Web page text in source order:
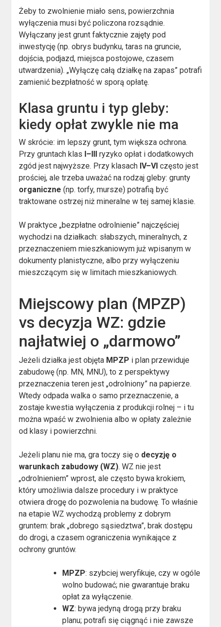
Żeby to zwolnienie miało sens, powierzchnia
wyłączenia musi być policzona rozsądnie.
Wyłączany jest grunt faktycznie zajęty pod
inwestycję (np. obrys budynku, taras na gruncie,
dojścia, podjazd, miejsca postojowe, czasem
utwardzenia). „Wyłączę całą działkę na zapas” potrafi
zamienić bezpłatność w sporą opłatę.
Klasa gruntu i typ gleby:
kiedy opłat zwykle nie ma
W skrócie: im lepszy grunt, tym większa ochrona.
Przy gruntach klas I–III
ryzyko opłat i dodatkowych
zgód jest najwyższe. Przy klasach IV–VI często jest
prościej, ale trzeba uważać na rodzaj gleby: grunty
organiczne (np. torfy, mursze) potrafią być
traktowane ostrzej niż mineralne w tej samej klasie.
W praktyce „bezpłatne odrolnienie” najczęściej
wychodzi na działkach: słabszych, mineralnych, z
przeznaczeniem mieszkaniowym już wpisanym w
dokumenty planistyczne, albo przy wyłączeniu
mieszczącym się w limitach mieszkaniowych.
Miejscowy plan (MPZP)
vs decyzja WZ: gdzie
najłatwiej o „darmowo”
Jeżeli działka jest objęta MPZP i plan przewiduje
zabudowę (np. MN, MNU), to z perspektywy
przeznaczenia teren jest „odrolniony” na papierze.
Wtedy odpada walka o samo przeznaczenie, a
zostaje kwestia wyłączenia z produkcji rolnej – i tu
można wpaść w zwolnienia albo w opłaty zależnie
od klasy i powierzchni.
Jeżeli planu nie ma, gra toczy się o decyzję o
warunkach zabudowy (WZ). WZ nie jest
„odrolnieniem” wprost, ale często bywa krokiem,
który umożliwia dalsze procedury i w praktyce
otwiera drogę do pozwolenia na budowę. To właśnie
na etapie WZ wychodzą problemy z dobrym
gruntem: brak „dobrego sąsiedztwa”, brak dostępu
do drogi, a czasem ograniczenia wynikające z
ochrony gruntów.
MPZP: szybciej weryfikuje, czy w ogóle
wolno budować; nie gwarantuje braku
opłat za wyłączenie.
WZ: bywa jedyną drogą przy braku
planu; potrafi się ciągnąć i nie zawsze